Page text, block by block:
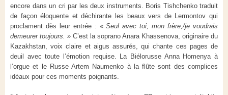
encore dans un cri par les deux instruments. Boris Tishchenko traduit
de façon éloquente et déchirante les beaux vers de Lermontov qui
proclament dès leur entrée : «Seul avec toi, mon frère,/je voudrais
demeurer toujours. » C’est la soprano Anara Khassenova, originaire du
Kazakhstan, voix claire et aigus assurés, qui chante ces pages de
deuil avec toute l’émotion requise. La Biélorusse Anna Homenya à
l’orgue et le Russe Artem Naumenko à la flûte sont des complices
idéaux pour ces moments poignants.